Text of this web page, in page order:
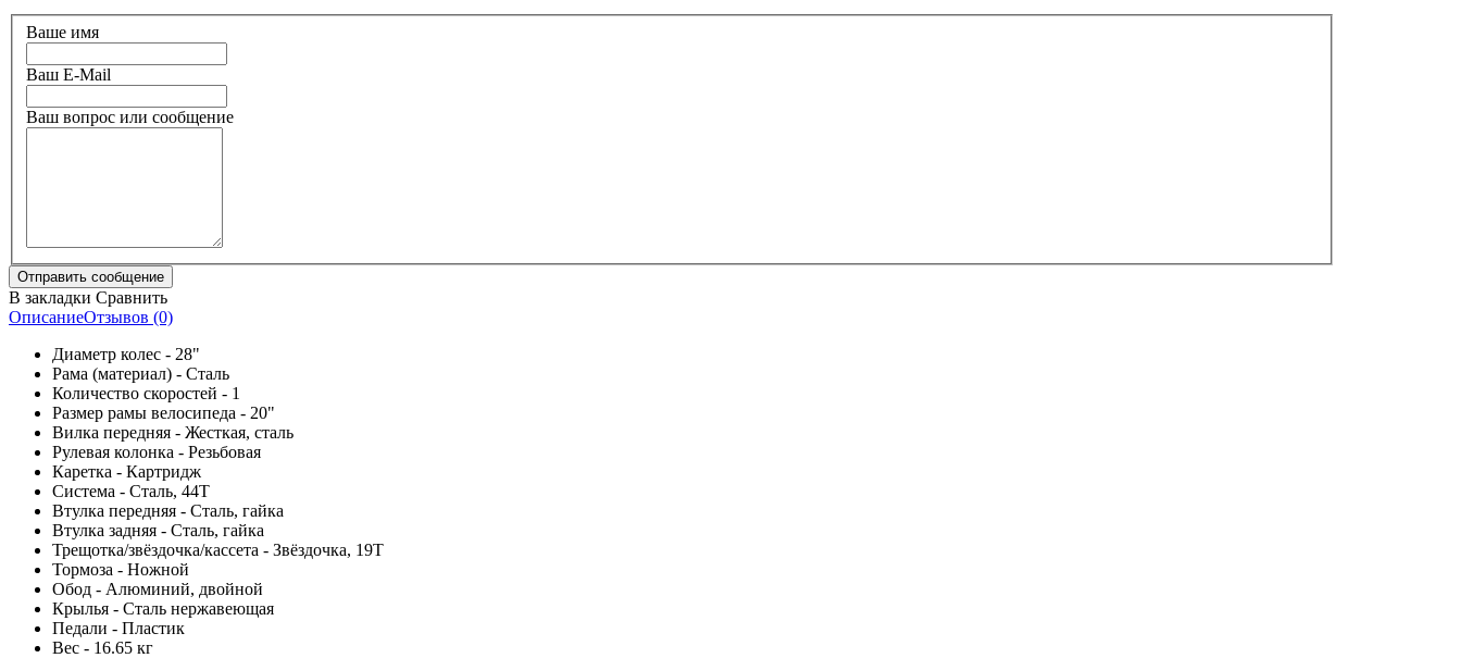
Ваше имя
Ваш E-Mail
Ваш вопрос или сообщение
В закладки Сравнить
ОписаниеОтзывов (0)
Диаметр колес - 28"
Рама (материал) - Сталь
Количество скоростей - 1
Размер рамы велосипеда - 20"
Вилка передняя - Жесткая, сталь
Рулевая колонка - Резьбовая
Каретка - Картридж
Система - Сталь, 44Т
Втулка передняя - Сталь, гайка
Втулка задняя - Сталь, гайка
Трещотка/звёздочка/кассета - Звёздочка, 19Т
Тормоза - Ножной
Обод - Алюминий, двойной
Крылья - Сталь нержавеющая
Педали - Пластик
Вес - 16.65 кг